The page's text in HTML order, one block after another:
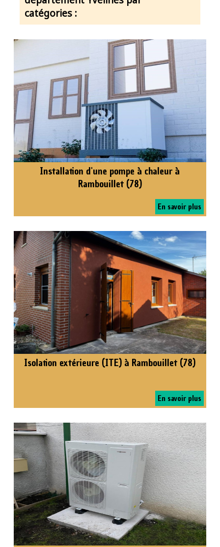
catégories :
Installation d'une pompe à chaleur à
Rambouillet (78)
En savoir plus
Isolation extérieure (ITE) à Rambouillet (78)
En savoir plus